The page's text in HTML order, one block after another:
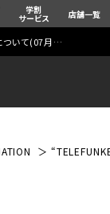
学割
サービス 店舗一覧
ついて(07月29日